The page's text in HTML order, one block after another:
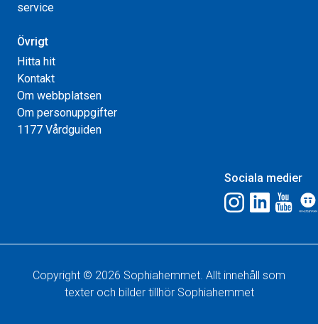
service
Övrigt
Hitta hit
Kontakt
Om webbplatsen
Om personuppgifter
1177 Vårdguiden
Sociala medier
Copyright © 2026 Sophiahemmet. Allt innehåll som
texter och bilder tillhör Sophiahemmet